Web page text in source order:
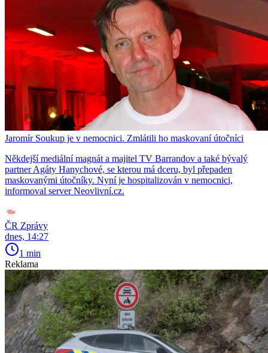
Jaromír Soukup je v nemocnici. Zmlátili ho maskovaní útočníci
Někdejší mediální magnát a majitel TV Barrandov a také bývalý
partner Agáty Hanychové, se kterou má dceru, byl přepaden
maskovanými útočníky. Nyní je hospitalizován v nemocnici,
informoval server Neovlivní.cz.
ČR Zprávy
dnes, 14:27
1 min
Reklama